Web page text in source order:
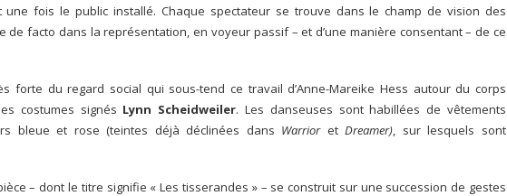
fois le public installé. Chaque spectateur se trouve dans le champ de vision des
facto dans la représentation, en voyeur passif – et d’une manière consentant – de ce
forte du regard social qui sous-tend ce travail d’Anne-Mareike Hess autour du corps
costumes signés Lynn Scheidweiler. Les danseuses sont habillées de vêtements
bleue et rose (teintes déjà déclinées dans WarrioretDreamer), sur lesquels sont
– dont le titre signifie « Les tisserandes » – se construit sur une succession de gestes